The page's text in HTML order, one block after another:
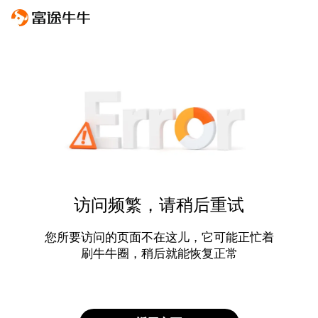
访问频繁，请稍后重试
您所要访问的页面不在这儿，它可能正忙着
刷牛牛圈，稍后就能恢复正常